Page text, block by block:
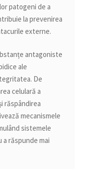
patogeni de a
la prevenirea
externe.
antagoniste
ale
De
celulară a
răspândirea
mecanismele
sistemele
răspunde mai